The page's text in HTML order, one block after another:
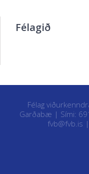
Félagið
Félag
Garðabæ | Sími:
fvb@fvb.is